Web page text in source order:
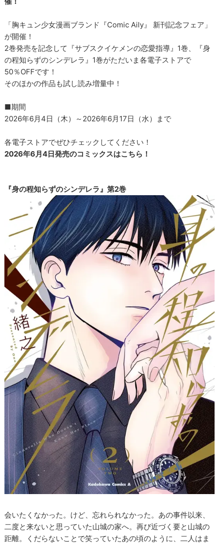
「胸キュン少女漫画ブランド『Comic Aily』 新刊記念フェア」
が開催！
2巻発売を記念して『サブスクイケメンの恋愛指導』1巻、『身
の程知らずのシンデレラ』1巻がただいま各電子ストアで
50％OFFです！
そのほかの作品も試し読み増量中！
■期間
2026年6月4日（木）～2026年6月17日（水）まで
各電子ストアでぜひチェックしてください！
2026年6月4日発売のコミックスはこちら！
『身の程知らずのシンデレラ』第2巻
会いたくなかった。けど、忘れられなかった。あの事件以来、
二度と来ないと思っていた山城の家へ。再び近づく要と山城の
距離。くだらないことで笑っていたあの頃のように、二人はま